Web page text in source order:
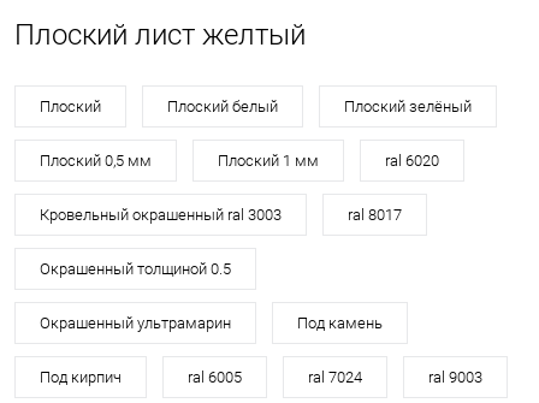
Плоский лист желтый
Плоский Плоский белый Плоский зелёный
Плоский 0,5 мм Плоский 1 мм ral 6020
Кровельный окрашенный ral 3003 ral 8017
Окрашенный толщиной 0.5
Окрашенный ультрамарин Под камень
Под кирпич ral 6005 ral 7024 ral 9003